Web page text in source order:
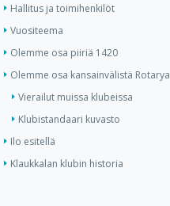
Hallitus ja toimihenkilöt
Vuositeema
Olemme osa piiriä 1420
Olemme osa kansainvälistä Rotarya
Vierailut muissa klubeissa
Klubistandaari kuvasto
Ilo esitellä
Klaukkalan klubin historia